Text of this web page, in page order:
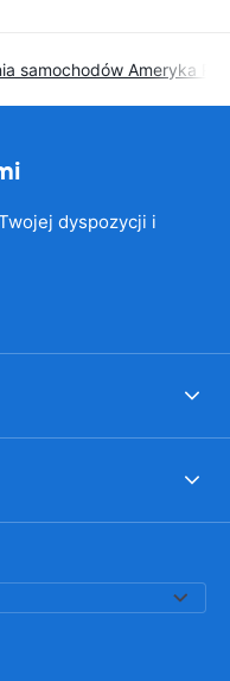
samochodów Ameryka
dyspozycji i